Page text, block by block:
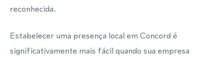
reconhecida.
Estabelecer uma presença local em Concord é
significativamente mais fácil quando sua empresa